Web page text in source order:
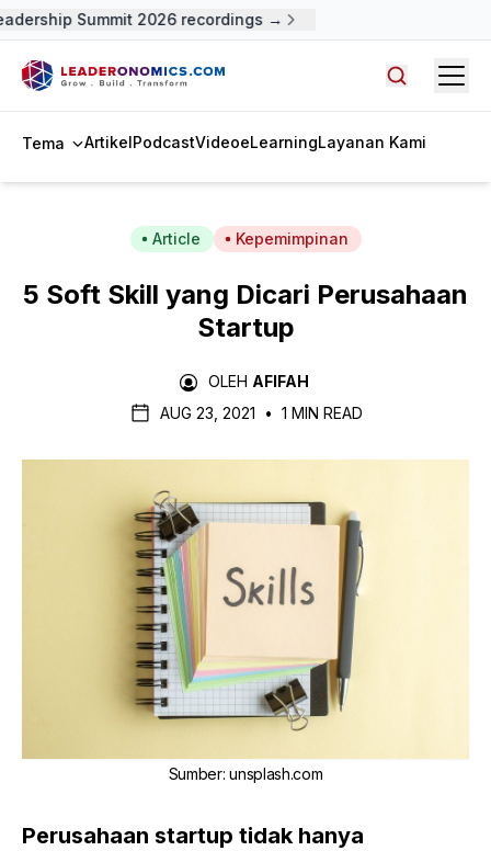
Summit 2026 recordings →
Tema ArtikelPodcastVideoeLearningLayanan Kami
Article Kepemimpinan
5 Soft Skill yang Dicari Perusahaan
Startup
OLEH AFIFAH
AUG 23, 2021
• 1 MIN READ
Sumber: unsplash.com
Perusahaan startup tidak hanya